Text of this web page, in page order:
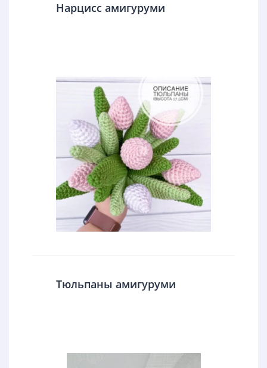
Нарцисс амигуруми
Тюльпаны амигуруми